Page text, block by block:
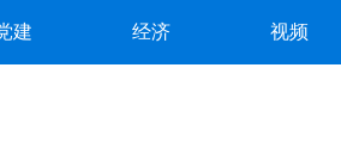
建 经济 视频